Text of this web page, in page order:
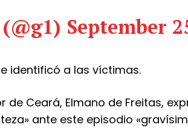
September
identificó a las víctimas.
de Ceará, Elmano de Freitas,
ante este episodio